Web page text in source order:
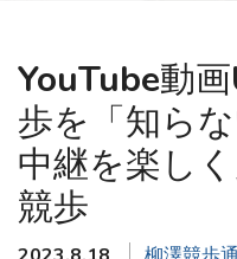
YouTube動
歩を「知ら
中継を楽し
競歩